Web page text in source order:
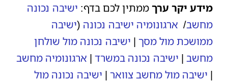
מידע יקר ערךממתין לכם בדף: ישיבה נכונה
מחשב/ ארגונומיה ישיבה נכונה (ישיבה
ממושכת מול מסך | ישיבה נכונה מול שולחן
מחשב | ישיבה נכונה במשרד | ארגונומיה מחשב
| ישיבה מול מחשב צוואר | ישיבה נכונה מול